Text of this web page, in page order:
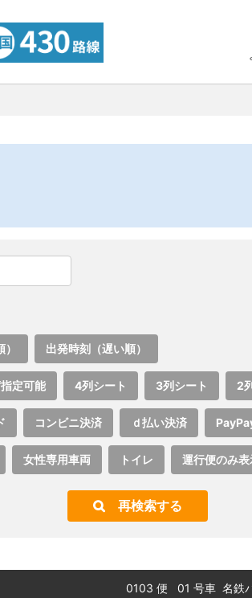
出発時刻（遅い順）
定可能 4列シート 3列シート 2
コンビニ決済 ｄ払い決済
女性専用車両 トイレ 運行便のみ表
再検索する
0103 便 01 号車 名鉄